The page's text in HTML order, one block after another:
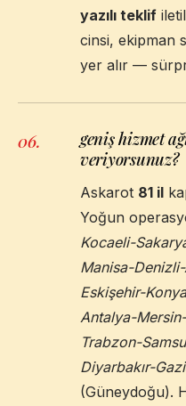
yazılı teklif
cinsi, ekipman
yer alır —
06.
geniş hizmet
veriyorsunuz?
Askarot 81 il
Yoğun
Kocaeli-
Manisa-
Eskişehir-
Antalya-
Trabzon-
Diyarbakır-
(Güneydoğu).